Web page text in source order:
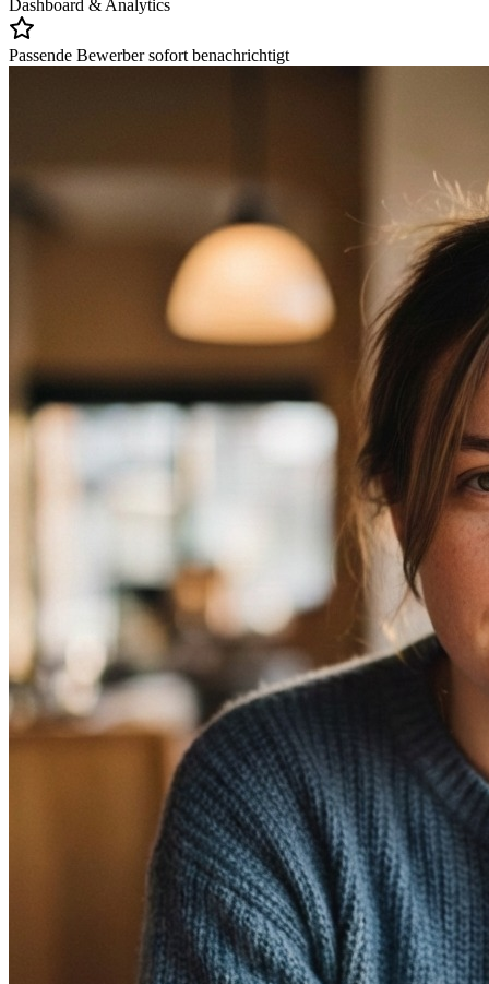
Dashboard & Analytics
Passende Bewerber sofort benachrichtigt